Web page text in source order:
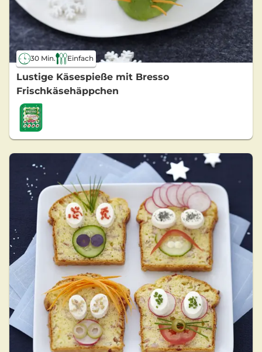
30 Min. Einfach
Lustige Käsespieße mit Bresso
Frischkäsehäppchen